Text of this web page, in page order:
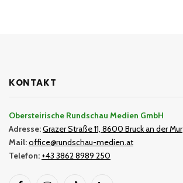
KONTAKT
Obersteirische Rundschau Medien GmbH
Adresse:Grazer Straße 11, 8600 Bruck an der Mur
Mail:office@rundschau-medien.at
Telefon: +43 3862 8989 250